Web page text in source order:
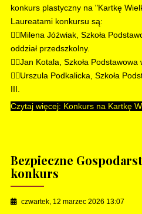
konkurs plastyczny na "Kartkę
Laureatami konkursu są:
🧍‍♀️Milena Jóźwiak, Szkoła
oddział przedszkolny.
🧍‍♂️Jan Kotala, Szkoła Podstawowa
🧍‍♀️Urszula Podkalicka, Szkoła
III.
Czytaj więcej: Konkurs na Kartkę
Bezpieczne
konkurs
czwartek, 12 marzec 2026 13:07